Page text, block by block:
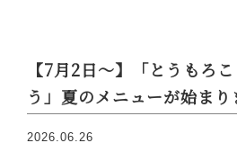
【7月2日～】「とうもろ
う」夏のメニューが始まり
2026.06.26